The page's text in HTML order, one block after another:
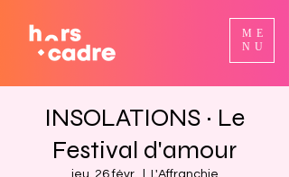
ME
NU
INSOLATIONS ~ Le
Festival d'amour
jeu. 26 févr. L'Affranchie